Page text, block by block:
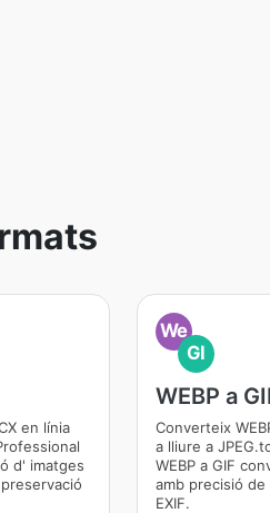
en línia
d' imatges
We
GI
WEBP a
Converteix
a lliure a
WEBP a GIF
amb precisió
EXIF.